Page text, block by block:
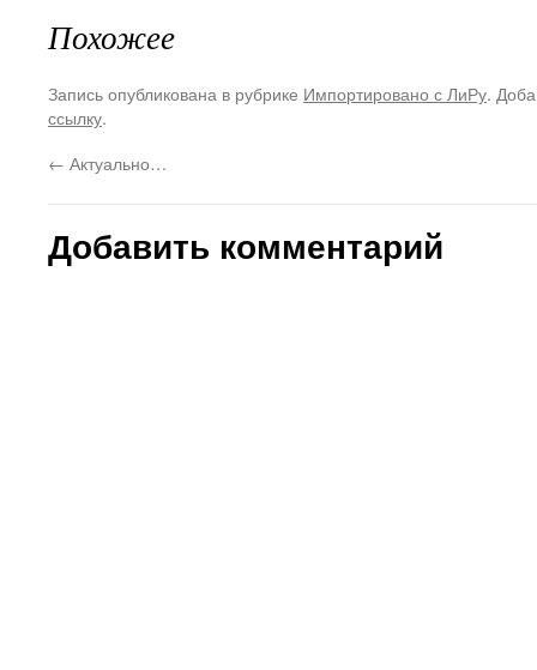
Похожее
Запись опубликована в рубрике Импортировано с ЛиРу.
ссылку.
← Актуально…
Добавить комментарий